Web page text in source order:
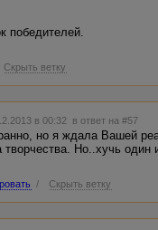
победителей.
Скрыть ветку
в 00:32 в ответ на #57
но я ждала Вашей
творчества. Но..хучь
/ Скрыть ветку